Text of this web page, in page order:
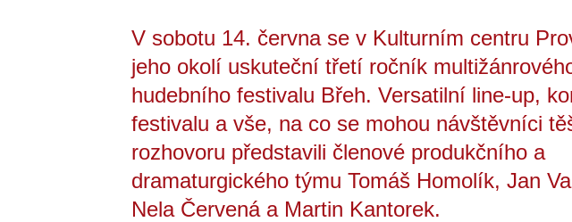
V sobotu 14. června se v Kulturním centru
jeho okolí uskuteční třetí ročník
hudebního festivalu Břeh. Versatilní line-up,
festivalu a vše, na co se mohou návštěvníci
rozhovoru představili členové produkčního a
dramaturgického týmu Tomáš Homolík, Jan
Nela Červená a Martin Kantorek.